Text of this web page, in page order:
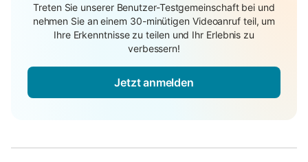
Treten Sie unserer Benutzer-Testgemeinschaft bei und
nehmen Sie an einem 30-minütigen Videoanruf teil, um
Ihre Erkenntnisse zu teilen und Ihr Erlebnis zu
verbessern!
Jetzt anmelden